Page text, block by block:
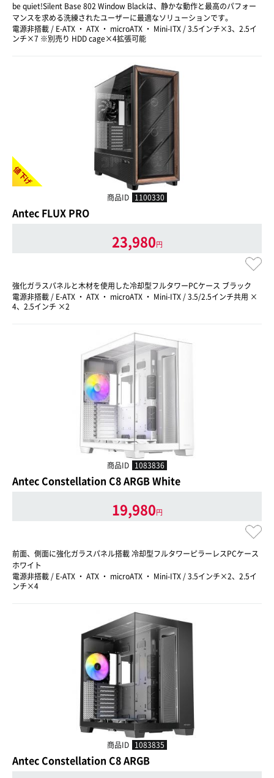
be quiet!Silent Base 802 Window Blackは、静かな動作と最高のパフォー
マンスを求める洗練されたユーザーに最適なソリューションです。
電源非搭載 / E-ATX ・ ATX ・ microATX ・ Mini-ITX / 3.5インチ×3、2.5イ
ンチ×7 ※別売り HDD cage×4拡張可能
値下げ
商品ID 1100330
Antec FLUX PRO
23,980円
強化ガラスパネルと木材を使用した冷却型フルタワーPCケース ブラック
電源非搭載 / E-ATX ・ ATX ・ microATX ・ Mini-ITX / 3.5/2.5インチ共用 ×
4、2.5インチ ×2
商品ID 1083836
Antec Constellation C8 ARGB White
19,980円
前面、側面に強化ガラスパネル搭載 冷却型フルタワーピラーレスPCケース
ホワイト
電源非搭載 / E-ATX ・ ATX ・ microATX ・ Mini-ITX / 3.5インチ×2、2.5イ
ンチ×4
商品ID 1083835
Antec Constellation C8 ARGB